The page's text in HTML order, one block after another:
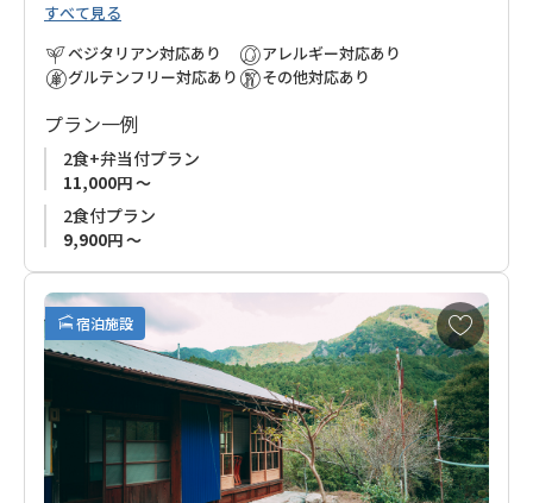
前をつけたそうです。
周りは川と山、棚田に囲まれており、清流に癒され、田舎での
んびりと過ごすのに最適です。
客室の川側に面したテラスがあり、夏は特に涼しさを体感でき
ます。
お食事は自家農園で採れた無農薬野菜を中心とした家庭的な内
容です。
熊野古道ウォークの拠点として、また田舎暮らしを満喫したい
方に是非おすすめです。
いただけます。
当館は2名様からのご利用に限らせて頂きます。
りますが、事前受付はいたしかねますので、ご利用希望日の6ケ
月前以降にお申込みいただきますようお願い申し上げます。
すべて見る
ベジタリアン対応あり
グルテンフリー対応あり
アレルギー対応あり
その他対応あり
プラン一例
2食+弁当付プラン
11,000円 ～
2食付プラン
9,900円 ～
宿泊施設
お
気
に
入
り
に
追
加